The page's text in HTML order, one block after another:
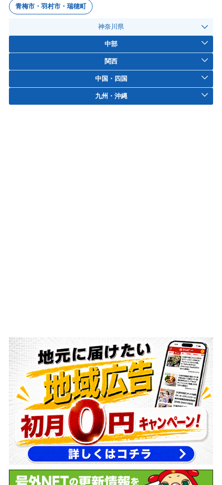
青梅市・羽村市・瑞穂町
神奈川県
中部
関西
中国・四国
九州・沖縄